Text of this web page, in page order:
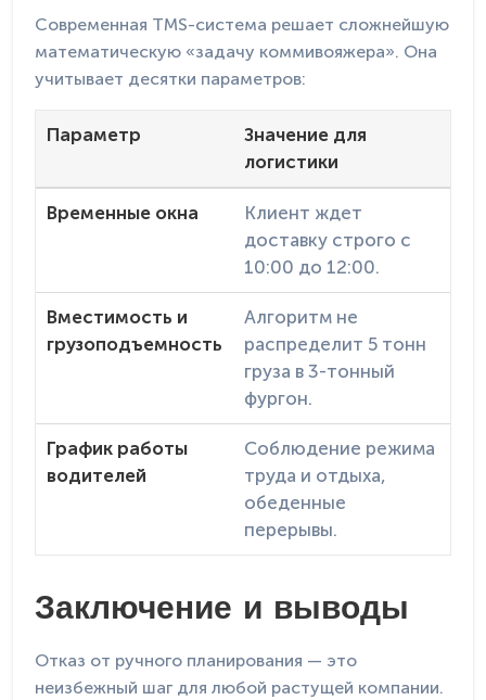
Современная TMS-система решает сложнейшую
математическую «задачу коммивояжера». Она
учитывает десятки параметров:
Параметр
Значение для
логистики
Временные окна
Клиент ждет
доставку строго с
10:00 до 12:00.
Вместимость и
грузоподъемность
Алгоритм не
распределит 5 тонн
груза в 3-тонный
фургон.
График работы
водителей
Соблюдение режима
труда и отдыха,
обеденные
перерывы.
Заключение и выводы
Отказ от ручного планирования — это
неизбежный шаг для любой растущей компании.